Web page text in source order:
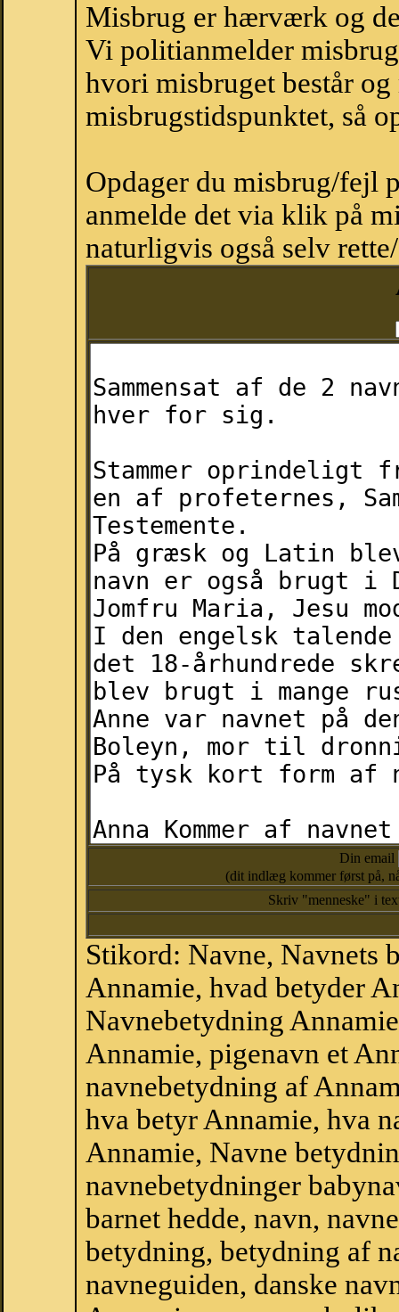
Misbrug er hærværk og
Vi politianmelder
hvori misbruget består
misbrugstidspunktet, så
Opdager du misbrug/fejl
anmelde det via klik på
naturligvis også selv
Din email
(dit indlæg kommer først på,
Skriv "menneske" i
Stikord: Navne, Navnets
Annamie, hvad betyder
Navnebetydning
Annamie, pigenavn et
navnebetydning af
hva betyr Annamie, hva
Annamie, Navne
navnebetydninger
barnet hedde, navn,
betydning, betydning af
navneguiden, danske